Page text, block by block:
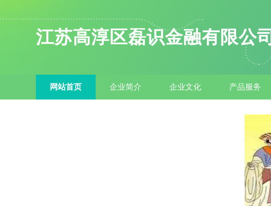
江苏高淳区磊识金融有限公司
网站首页 企业简介 企业文化 产品服务